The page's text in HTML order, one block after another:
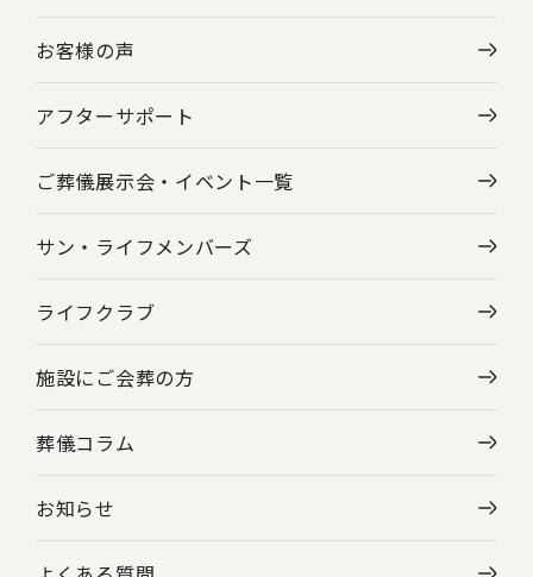
東京都の葬儀場・斎場一覧
お客様の声
アフターサポート
ご葬儀展示会・ イベント一覧
サン・ライフメンバーズ
ライフクラブ
施設にご会葬の方
葬儀コラム
お知らせ